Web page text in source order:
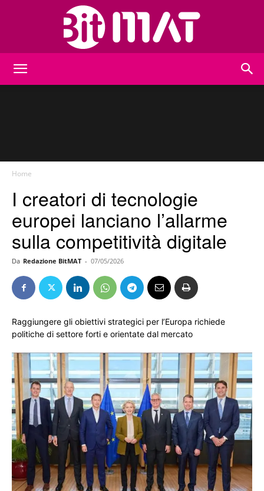
Home
I creatori di tecnologie
europei lanciano l’allarme
sulla competitività digitale
Da Redazione BitMAT - 07/05/2026
Raggiungere gli obiettivi strategici per l’Europa richiede
politiche di settore forti e orientate dal mercato